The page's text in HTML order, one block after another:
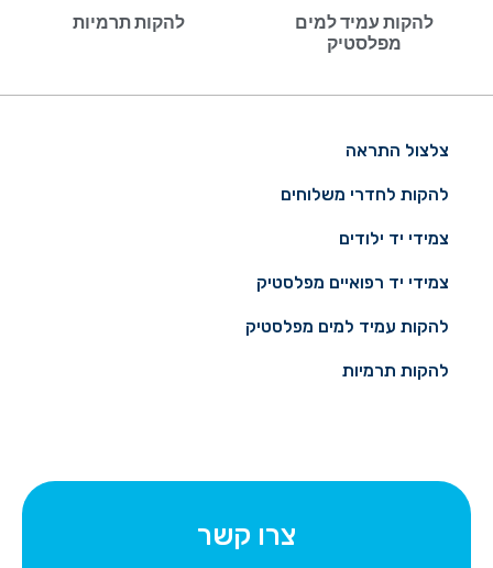
צלצול התראה
להקות לחדרי משלוחים
צמידי יד ילודים
צמידי יד רפואיים מפלסטיק
להקות עמיד למים מפלסטיק
להקות תרמיות
להקות עמיד למים
מפלסטיק
להקות תרמיות
צרו קשר